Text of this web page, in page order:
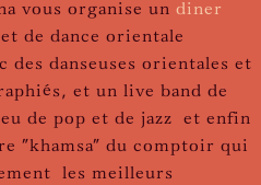
vous organise un diner
de dance orientale
des danseuses orientales et
et un live band de
de pop et de jazz et enfin
"khamsa" du comptoir qui
les meilleurs